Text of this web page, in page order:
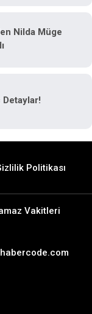
Nilda Müge
Politikası
Vakitleri